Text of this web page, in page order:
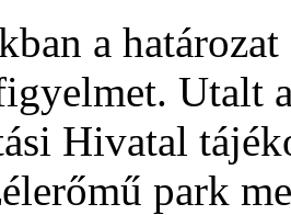
a
Utalt
Hivatal
park